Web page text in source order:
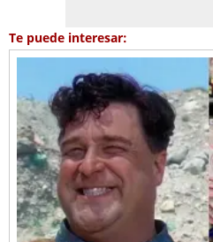
Te puede interesar: